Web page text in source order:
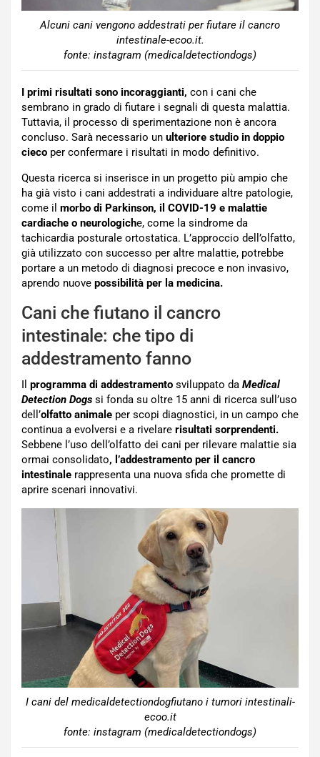
Alcuni cani vengono addestrati per fiutare il cancro
intestinale-ecoo.it.
fonte: instagram (medicaldetectiondogs)
I primi risultati sono incoraggianti, con i cani che
sembrano in grado di fiutare i segnali di questa malattia.
Tuttavia, il processo di sperimentazione non è ancora
concluso. Sarà necessario un ulteriore studio in doppio
cieco per confermare i risultati in modo definitivo.
Questa ricerca si inserisce in un progetto più ampio che
ha già visto i cani addestrati a individuare altre patologie,
come il morbo di Parkinson, il COVID-19 e malattie
cardiache o neurologiche, come la sindrome da
tachicardia posturale ortostatica. L’approccio dell’olfatto,
già utilizzato con successo per altre malattie, potrebbe
portare a un metodo di diagnosi precoce e non invasivo,
aprendo nuove possibilità per la medicina.
Cani che fiutano il cancro
intestinale: che tipo di
addestramento fanno
Il programma di addestramento sviluppato da Medical
Detection Dogs si fonda su oltre 15 anni di ricerca sull’uso
dell’olfatto animale per scopi diagnostici, in un campo che
continua a evolversi e a rivelare risultati sorprendenti.
Sebbene l’uso dell’olfatto dei cani per rilevare malattie sia
ormai consolidato, l’addestramento per il cancro
intestinale rappresenta una nuova sfida che promette di
aprire scenari innovativi.
I cani del medicaldetectiondogfiutano i tumori intestinali-
ecoo.it
fonte: instagram (medicaldetectiondogs)